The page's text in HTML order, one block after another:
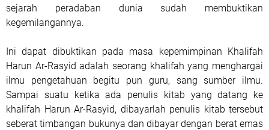
sejarah peradaban dunia sudah membuktikan
kegemilangannya.
Ini dapat dibuktikan pada masa kepemimpinan Khalifah
Harun Ar-Rasyid adalah seorang khalifah yang menghargai
ilmu pengetahuan begitu pun guru, sang sumber ilmu.
Sampai suatu ketika ada penulis kitab yang datang ke
khalifah Harun Ar-Rasyid, dibayarlah penulis kitab tersebut
seberat timbangan bukunya dan dibayar dengan berat emas